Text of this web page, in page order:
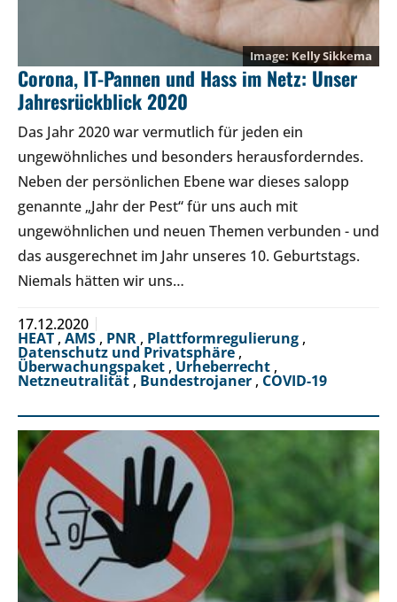
Kelly Sikkema
Corona, IT-Pannen und Hass im Netz: Unser
Jahresrückblick 2020
Das Jahr 2020 war vermutlich für jeden ein
ungewöhnliches und besonders herausforderndes.
Neben der persönlichen Ebene war dieses salopp
genannte „Jahr der Pest“ für uns auch mit
ungewöhnlichen und neuen Themen verbunden - und
das ausgerechnet im Jahr unseres 10. Geburtstags.
Niemals hätten wir uns…
17.12.2020
HEAT , AMS , PNR , Plattformregulierung ,
Datenschutz und Privatsphäre,
Überwachungspaket , Urheberrecht ,
Netzneutralität , Bundestrojaner , COVID-19